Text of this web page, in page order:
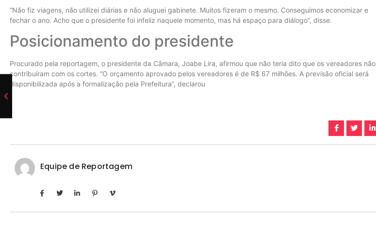
“Não fiz viagens, não utilizei diárias e não aluguei gabinete. Muitos fizeram o mesmo. Conseguimos economizar e
fechar o ano. Acho que o presidente foi infeliz naquele momento, mas há espaço para diálogo”, disse.
Posicionamento do presidente
Procurado pela reportagem, o presidente da Câmara, Joabe Lira, afirmou que não teria dito que os vereadores não
contribuíram com os cortes. “O orçamento aprovado pelos vereadores é de R$ 67 milhões. A previsão oficial será
disponibilizada após a formalização pela Prefeitura”, declarou
Equipe de Reportagem